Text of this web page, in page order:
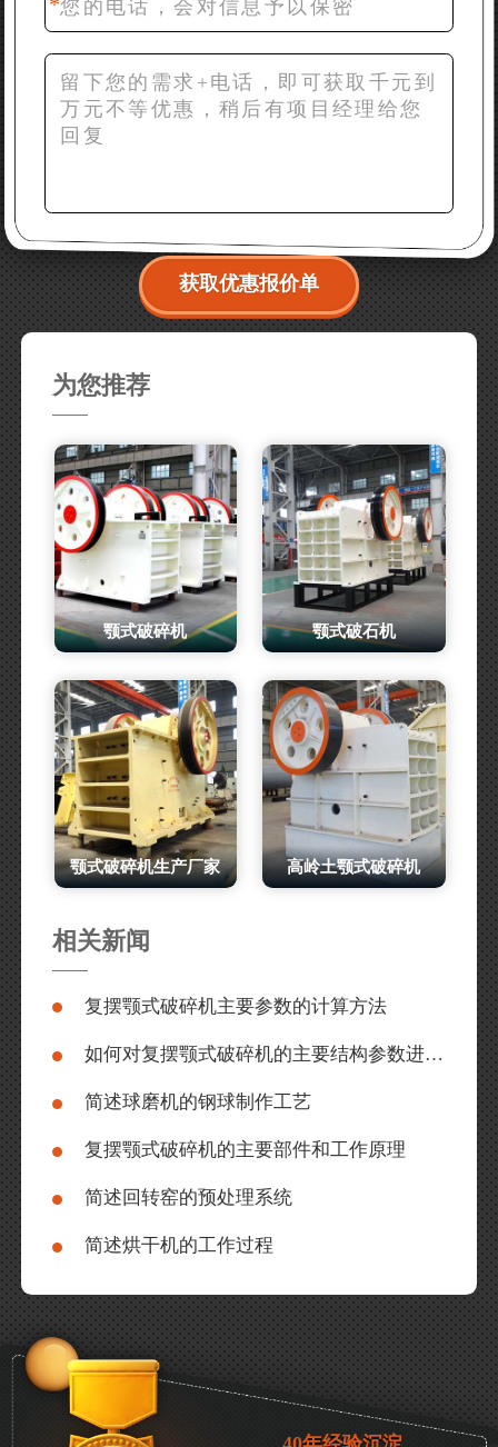
获取优惠报价单
为您推荐
颚式破碎机 颚式破石机
颚式破碎机生产厂家 高岭土颚式破碎机
相关新闻
复摆颚式破碎机主要参数的计算方法
如何对复摆颚式破碎机的主要结构参数进行优化设计？
简述球磨机的钢球制作工艺
复摆颚式破碎机的主要部件和工作原理
简述回转窑的预处理系统
简述烘干机的工作过程